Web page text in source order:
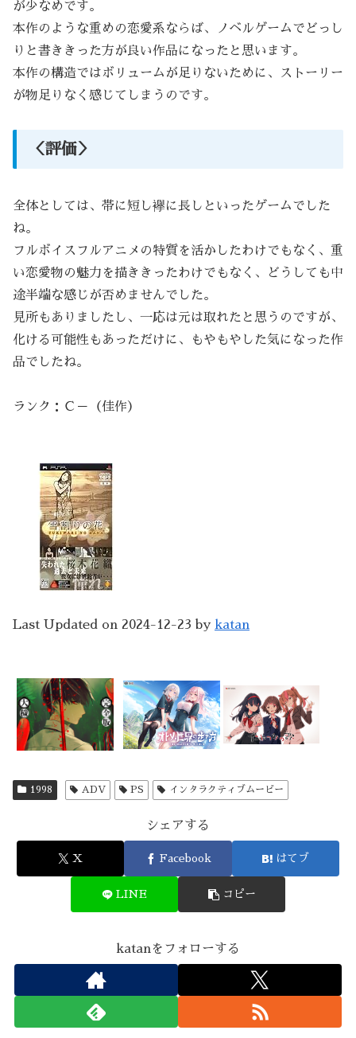
が少なめです。
本作のような重めの恋愛系ならば、ノベルゲームでどっし
りと書ききった方が良い作品になったと思います。
本作の構造ではボリュームが足りないために、ストーリー
が物足りなく感じてしまうのです。
＜評価＞
全体としては、帯に短し襷に長しといったゲームでした
ね。
フルボイスフルアニメの特質を活かしたわけでもなく、重
い恋愛物の魅力を描ききったわけでもなく、どうしても中
途半端な感じが否めませんでした。
見所もありましたし、一応は元は取れたと思うのですが、
化ける可能性もあっただけに、もやもやした気になった作
品でしたね。
ランク：Ｃ－（佳作）
Last Updated on 2024-12-23 by katan
1998 ADV PS インタラクティブムービー
シェアする
X Facebook はてブ
LINE コピー
katanをフォローする